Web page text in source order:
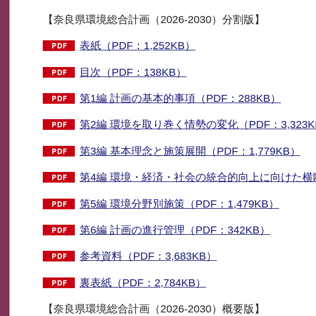
【奈良県環境総合計画（2026-2030）分割版】
表紙（PDF：1,252KB）
目次（PDF：138KB）
第1編 計画の基本的事項（PDF：288KB）
第2編 環境を取り巻く情勢の変化（PDF：
第3編 基本理念と施策展開（PDF：1,779KB）
第4編 環境・経済・社会の統合的向上に向けた横
第5編 環境分野別施策（PDF：1,479KB）
第6編 計画の進行管理（PDF：342KB）
参考資料（PDF：3,683KB）
裏表紙（PDF：2,784KB）
【奈良県環境総合計画（2026-2030）概要版】